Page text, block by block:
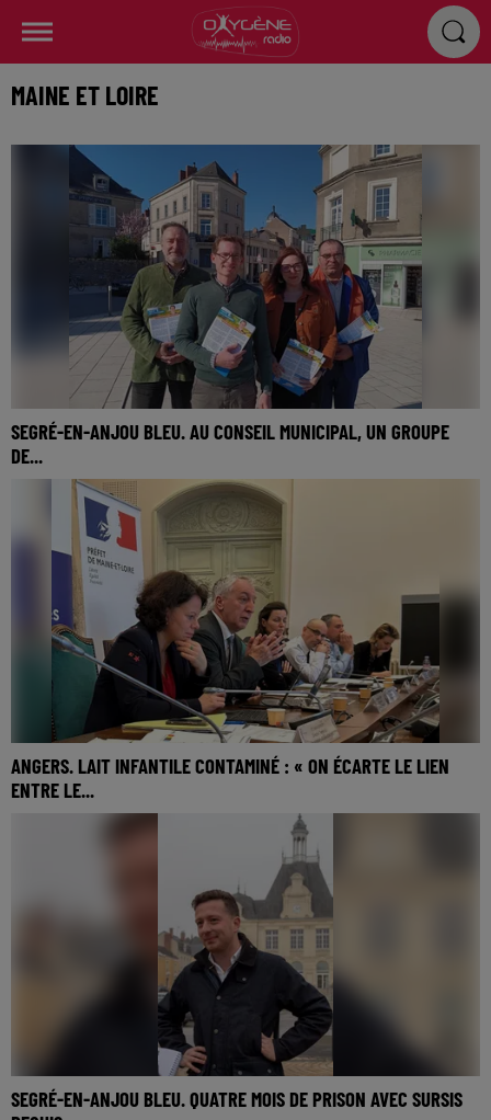
MAINE ET LOIRE
SEGRÉ-EN-ANJOU BLEU. AU CONSEIL MUNICIPAL, UN GROUPE
DE...
Deux mois après les élections, des tensions sont apparues
au sein de la liste minoritaire Ensemble Réveillons Segré-en-
Anjou Bleu. Cindy K'Bidi, n°2 sur la...
ANGERS. LAIT INFANTILE CONTAMINÉ : « ON ÉCARTE LE LIEN
ENTRE LE...
En décembre 2025, un nourrisson de 27 jours est décédé à
Angers après avoir consommé du lait infantile contaminé à
la céréulide. L'enquête révèle aujourd'hui...
SEGRÉ-EN-ANJOU BLEU. QUATRE MOIS DE PRISON AVEC SURSIS